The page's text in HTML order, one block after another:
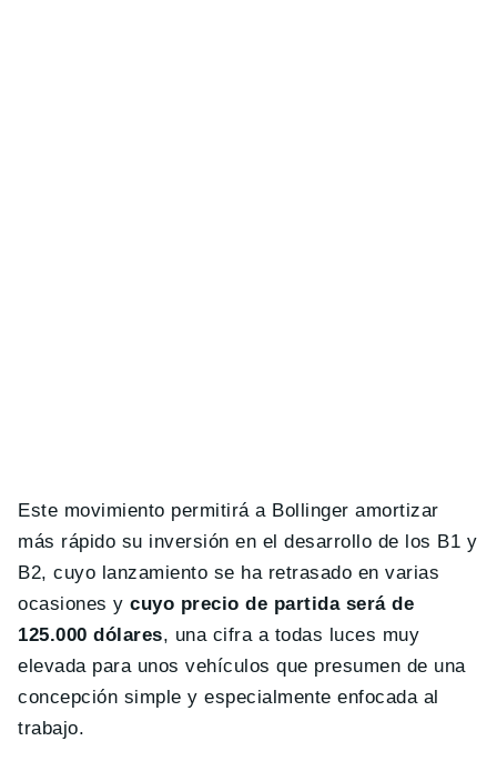
Este movimiento permitirá a Bollinger amortizar
más rápido su inversión en el desarrollo de los B1 y
B2, cuyo lanzamiento se ha retrasado en varias
ocasiones ycuyo precio de partida será de
125.000 dólares, una cifra a todas luces muy
elevada para unos vehículos que presumen de una
concepción simple y especialmente enfocada al
trabajo.